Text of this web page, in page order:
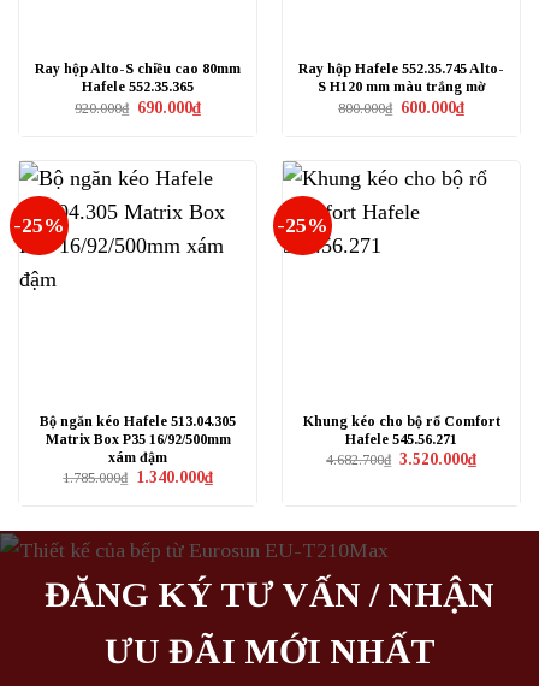
Ray hộp Alto-S chiều cao 80mm
Hafele 552.35.365
920.000₫ Giá
690.000₫Giá
hiện
Ray hộp Hafele 552.35.745 Alto-
S H120 mm màu trắng mờ
800.000₫ Giá
600.000₫Giá
hiện
-25%
Bộ ngăn kéo Hafele 513.04.305
Matrix Box P35 16/92/500mm
xám đậm
1.785.000₫ Giá
1.340.000₫Giá
hiện
1.340.000₫.
-25%
Khung kéo cho bộ rổ Comfort
Hafele 545.56.271
4.682.700₫ Giá
3.520.000₫Giá
hiện
ĐĂNG KÝ TƯ VẤN / NHẬN
ƯU ĐÃI MỚI NHẤT